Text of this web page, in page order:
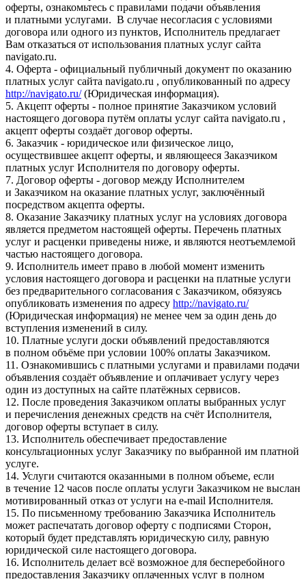
оферты, ознакомьтесь с правилами подачи объявления
и платными услугами. В случае несогласия с условиями
договора или одного из пунктов, Исполнитель предлагает
Вам отказаться от использования платных услуг сайта
navigato.ru.
4. Оферта - официальный публичный документ по оказанию
платных услуг сайта navigato.ru , опубликованный по адресу
http://navigato.ru/(Юридическая информация).
5. Акцепт оферты - полное принятие Заказчиком условий
настоящего договора путём оплаты услуг сайта navigato.ru ,
акцепт оферты создаёт договор оферты.
6. Заказчик - юридическое или физическое лицо,
осуществившее акцепт оферты, и являющееся Заказчиком
платных услуг Исполнителя по договору оферты.
7. Договор оферты - договор между Исполнителем
и Заказчиком на оказание платных услуг, заключённый
посредством акцепта оферты.
8. Оказание Заказчику платных услуг на условиях договора
является предметом настоящей оферты. Перечень платных
услуг и расценки приведены ниже, и являются неотъемлемой
частью настоящего договора.
9. Исполнитель имеет право в любой момент изменить
условия настоящего договора и расценки на платные услуги
без предварительного согласования с Заказчиком, обязуясь
опубликовать изменения по адресу http://navigato.ru/
(Юридическая информация) не менее чем за один день до
вступления изменений в силу.
10. Платные услуги доски объявлений предоставляются
в полном объёме при условии 100% оплаты Заказчиком.
11. Ознакомившись с платными услугами и правилами подачи
объявления создаёт объявление и оплачивает услугу через
один из доступных на сайте платёжных сервисов.
12. После проведения Заказчиком оплаты выбранных услуг
и перечисления денежных средств на счёт Исполнителя,
договор оферты вступает в силу.
13. Исполнитель обеспечивает предоставление
консультационных услуг Заказчику по выбранной им платной
услуге.
14. Услуги считаются оказанными в полном объеме, если
в течение 12 часов после оплаты услуги Заказчиком не выслан
мотивированный отказ от услуги на e-mail Исполнителя.
15. По письменному требованию Заказчика Исполнитель
может распечатать договор оферту с подписями Сторон,
который будет представлять юридическую силу, равную
юридической силе настоящего договора.
16. Исполнитель делает всё возможное для бесперебойного
предоставления Заказчику оплаченных услуг в полном